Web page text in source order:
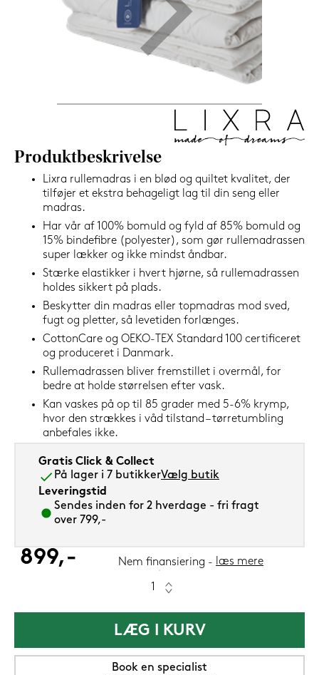
1.199,-
Produktbeskrivelse
Lixra rullemadras i en blød og quiltet kvalitet, der
tilføjer et ekstra behageligt lag til din seng eller
madras.
Har vår af 100% bomuld og fyld af 85% bomuld og
15% bindefibre (polyester), som gør rullemadrassen
super lækker og ikke mindst åndbar.
Stærke elastikker i hvert hjørne, så rullemadrassen
holdes sikkert på plads.
Beskytter din madras eller topmadras mod sved,
fugt og pletter, så levetiden forlænges.
CottonCare og OEKO-TEX Standard 100 certificeret
og produceret i Danmark.
Rullemadrassen bliver fremstillet i overmål, for
bedre at holde størrelsen efter vask.
Kan vaskes på op til 85 grader med 5-6% krymp,
hvor den strækkes i våd tilstand – tørretumbling
anbefales ikke.
Gratis Click & Collect
På lager i 7 butikkerVælg butik
Leveringstid
Sendes inden for 2 hverdage - fri fragt
over 799,-
899,- Nem finansiering læs mere
LÆG I KURV
Book en specialist